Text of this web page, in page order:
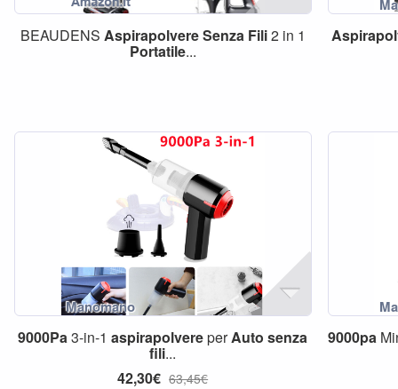
BEAUDENS AspirapolvereSenza Fili2 in 1
Portatile...
9000Pa3-in-1aspirapolvereperAuto senza
fili...
42,30€ 63,45€
9000pa